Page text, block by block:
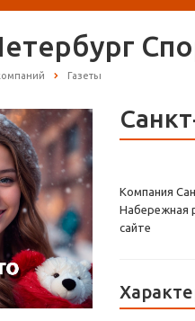
Газеты
Компания
Набережная
сайте